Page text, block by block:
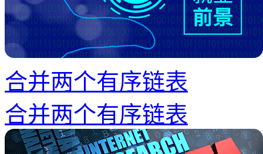
合并两个有序链表
合并两个有序链表